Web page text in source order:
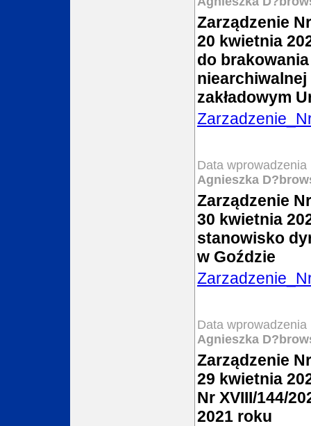
Zarządzenie
20 kwietnia
do
zakładowym
Data
Agnieszka
Zarządzenie
30 kwietnia
stanowisko
w Goździe
Data
Agnieszka
Zarządzenie
29 kwietnia
Nr XVIII/144/
2021 roku